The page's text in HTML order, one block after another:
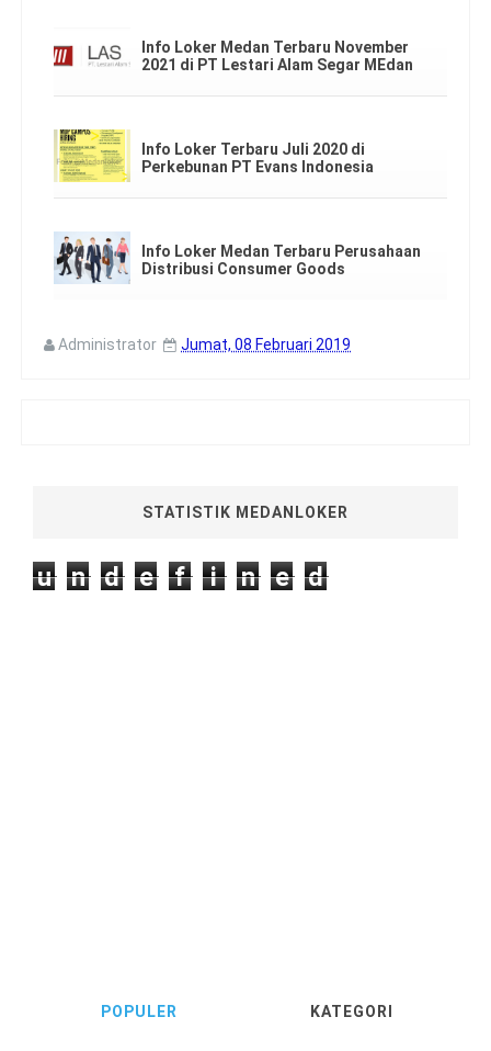
Info Loker Medan Terbaru November
2021 di PT Lestari Alam Segar MEdan
Info Loker Terbaru Juli 2020 di
Perkebunan PT Evans Indonesia
Info Loker Medan Terbaru Perusahaan
Distribusi Consumer Goods
Administrator Jumat, 08 Februari 2019
STATISTIK MEDANLOKER
u n d e f i n e d
POPULER KATEGORI